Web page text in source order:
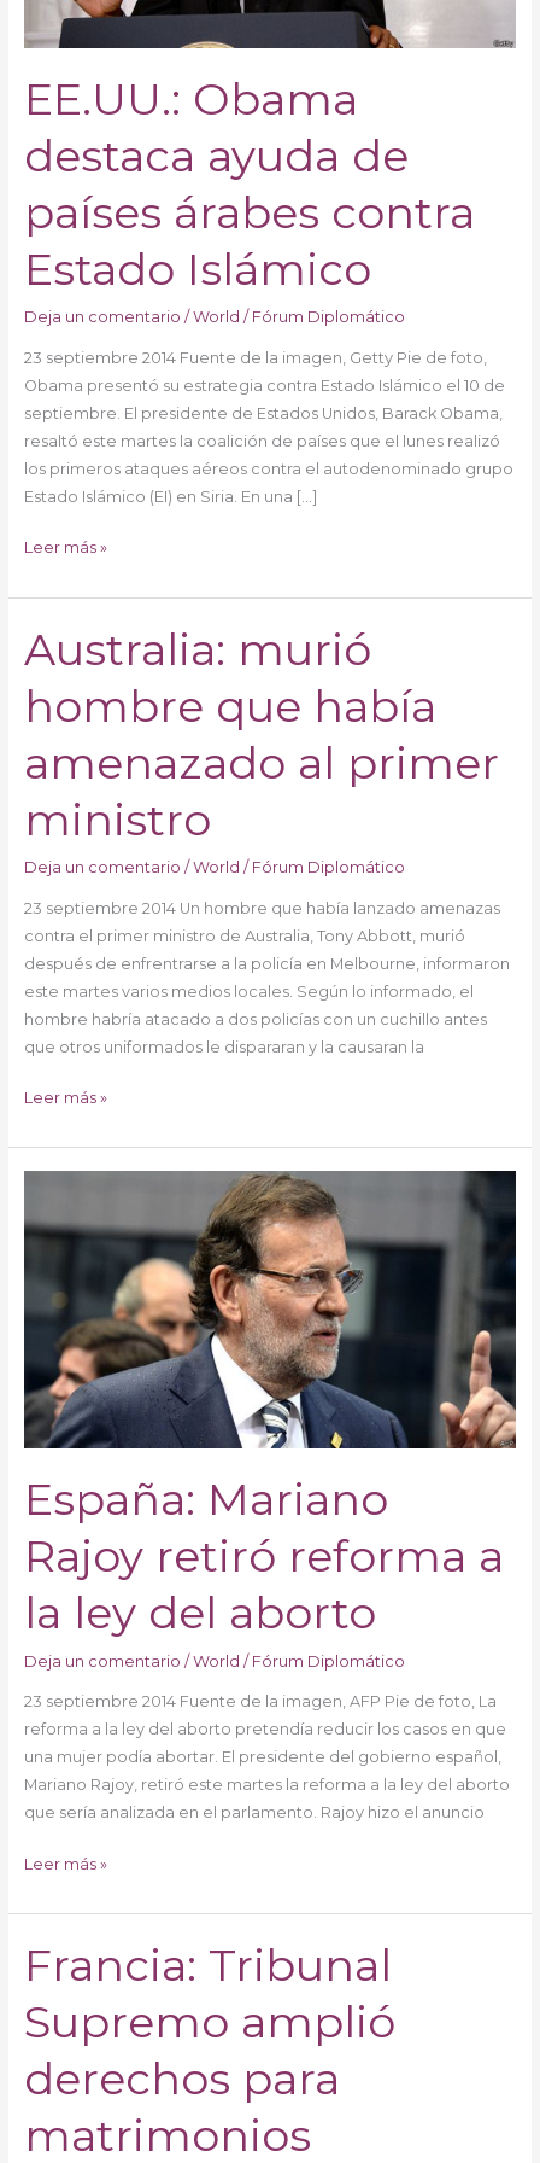
EE.UU.: Obama
destaca ayuda de
países árabes contra
Estado Islámico
Deja un comentario / World / Fórum Diplomático
23 septiembre 2014 Fuente de la imagen, Getty Pie de foto,
Obama presentó su estrategia contra Estado Islámico el 10 de
septiembre. El presidente de Estados Unidos, Barack Obama,
resaltó este martes la coalición de países que el lunes realizó
los primeros ataques aéreos contra el autodenominado grupo
Estado Islámico (EI) en Siria. En una […]
Estado
Islámico
Leer más »
Australia: murió
hombre que había
amenazado al primer
ministro
Deja un comentario / World / Fórum Diplomático
23 septiembre 2014 Un hombre que había lanzado amenazas
contra el primer ministro de Australia, Tony Abbott, murió
después de enfrentrarse a la policía en Melbourne, informaron
este martes varios medios locales. Según lo informado, el
hombre habría atacado a dos policías con un cuchillo antes
que otros uniformados le dispararan y la causaran la
Australia:
murió
hombre
amenazado
primer
Leer más »
España: Mariano
Rajoy retiró reforma a
la ley del aborto
Deja un comentario /World / Fórum Diplomático
23 septiembre 2014 Fuente de la imagen, AFP Pie de foto, La
reforma a la ley del aborto pretendía reducir los casos en que
una mujer podía abortar. El presidente del gobierno español,
Mariano Rajoy, retiró este martes la reforma a la ley del aborto
que sería analizada en el parlamento. Rajoy hizo el anuncio
Rajoy
reforma
del
aborto
Leer más »
Francia: Tribunal
Supremo amplió
derechos para
matrimonios
Francia:
Tribunal
Supremo
amplió
derechos
para
homosexuales